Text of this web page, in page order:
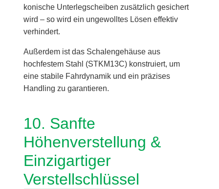
konische Unterlegscheiben zusätzlich gesichert
wird – so wird ein ungewolltes Lösen effektiv
verhindert.
Außerdem ist das Schalengehäuse aus
hochfestem Stahl (STKM13C) konstruiert, um
eine stabile Fahrdynamik und ein präzises
Handling zu garantieren.
10. Sanfte
Höhenverstellung &
Einzigartiger
Verstellschlüssel